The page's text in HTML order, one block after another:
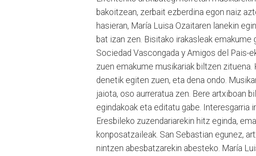
bakoitzean, zerbait ezberdina egon naiz
hasieran, María Luisa Ozaitaren lanekin
bat izan zen. Bisitako irakasleak emakume
Sociedad Vascongada y Amigos del Pais-
zuen emakume musikariak biltzen zituena.
denetik egiten zuen, eta dena ondo.
jaiota, oso aurreratua zen. Bere artxiboan
egindakoak eta editatu gabe. Interesgarria
Eresbileko zuzendariarekin hitz eginda,
konposatzaileak. San Sebastian egunez,
nintzen abesbatzarekin abesteko. María